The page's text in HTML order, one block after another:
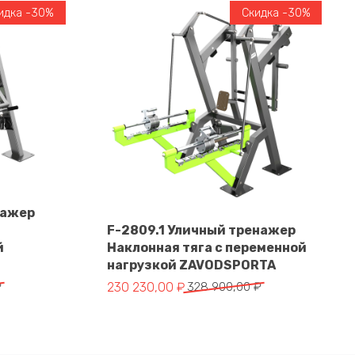
-30%
364 550,00 ₽.
В корзину
Скидка -30%
F-2809.1 Уличный тренажер
Наклонная тяга с переменной
нагрузкой ZAVODSPORTA
328 900,00₽
Первоначальная цена составляла 328
230 230,00 ₽
Текущая цена: 230 230,00 ₽.